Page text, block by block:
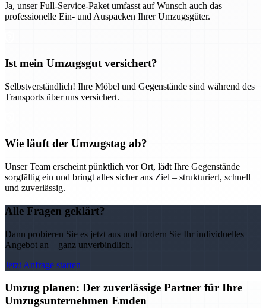
Ja, unser Full-Service-Paket umfasst auf Wunsch auch das
professionelle Ein- und Auspacken Ihrer Umzugsgüter.
Ist mein Umzugsgut versichert?
Selbstverständlich! Ihre Möbel und Gegenstände sind während des
Transports über uns versichert.
Wie läuft der Umzugstag ab?
Unser Team erscheint pünktlich vor Ort, lädt Ihre Gegenstände
sorgfältig ein und bringt alles sicher ans Ziel – strukturiert, schnell
und zuverlässig.
Alle Fragen geklärt?
Dann probieren Sie es jetzt aus und fordern Sie Ihr individuelles
Angebot an – ganz unverbindlich.
Jetzt Anfrage starten
Umzug planen: Der zuverlässige Partner für Ihre
Umzugsunternehmen Emden